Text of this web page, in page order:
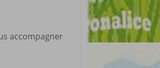
accompagner